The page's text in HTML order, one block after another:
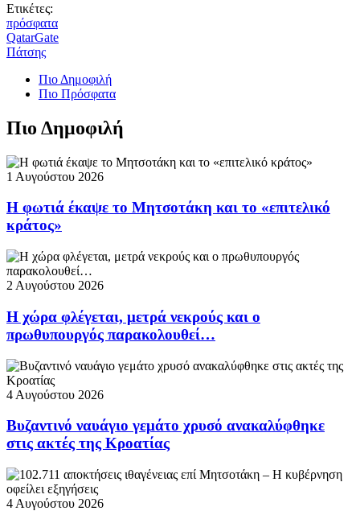
Ετικέτες:
πρόσφατα
QatarGate
Πάτσης
Πιο Δημοφιλή
Πιο Πρόσφατα
Πιο Δημοφιλή
1 Αυγούστου 2026
Η φωτιά έκαψε το Μητσοτάκη και το «επιτελικό
κράτος»
2 Αυγούστου 2026
Η χώρα φλέγεται, μετρά νεκρούς και ο
πρωθυπουργός παρακολουθεί…
4 Αυγούστου 2026
Βυζαντινό ναυάγιο γεμάτο χρυσό ανακαλύφθηκε
στις ακτές της Κροατίας
4 Αυγούστου 2026